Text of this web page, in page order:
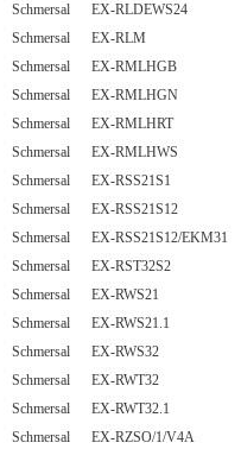
Schmersal EX-RLDEWS24
Schmersal EX-RLM
Schmersal EX-RMLHGB
Schmersal EX-RMLHGN
Schmersal EX-RMLHRT
Schmersal EX-RMLHWS
Schmersal EX-RSS21S1
Schmersal EX-RSS21S12
Schmersal EX-RSS21S12/EKM31
Schmersal EX-RST32S2
Schmersal EX-RWS21
Schmersal EX-RWS21.1
Schmersal EX-RWS32
Schmersal EX-RWT32
Schmersal EX-RWT32.1
Schmersal EX-RZSO/1/V4A